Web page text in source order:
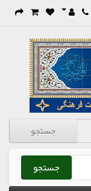
جستجو
جستجو